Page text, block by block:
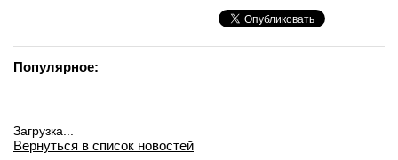
Популярное:
Загрузка...
Вернуться в список новостей